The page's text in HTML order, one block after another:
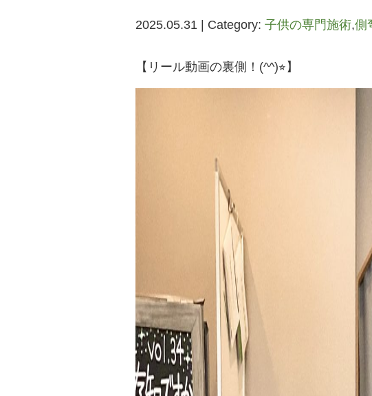
2025.05.31 | Category: 子供の専門施術,側
【リール動画の裏側！(^^)⭐︎】